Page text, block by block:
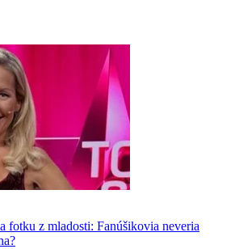
fotku z mladosti: Fanúšikovia neveria